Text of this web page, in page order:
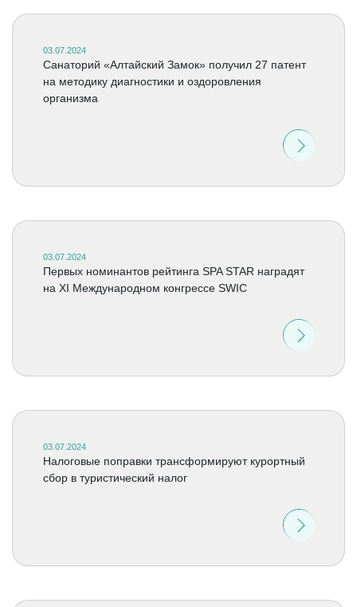
03.07.2024
Санаторий «Алтайский Замок» получил 27 патент
на методику диагностики и оздоровления
организма
03.07.2024
Первых номинантов рейтинга SPA STAR наградят
на XI Международном конгрессе SWIC
03.07.2024
Налоговые поправки трансформируют курортный
сбор в туристический налог